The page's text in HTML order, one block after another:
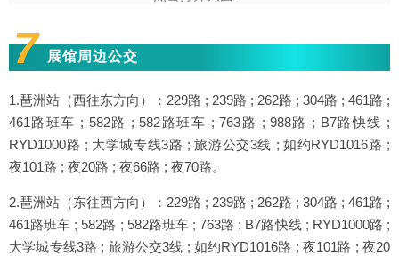
7 展馆周边公交
1.琶洲站（西往东方向）：229路 ; 239路 ; 262路 ; 304路 ; 461路 ;
461路班车 ; 582路 ; 582路班车 ; 763路 ; 988路 ; B7路快线 ;
RYD1000路 ; 大学城专线3路 ; 旅游公交3线 ; 如约RYD1016路 ;
夜101路 ; 夜20路 ; 夜66路 ; 夜70路。
2.琶洲站（东往西方向）：229路 ; 239路 ; 262路 ; 304路 ; 461路 ;
461路班车 ; 582路 ; 582路班车 ; 763路 ; B7路快线 ; RYD1000路 ;
大学城专线3路 ; 旅游公交3线 ; 如约RYD1016路 ; 夜101路 ; 夜20